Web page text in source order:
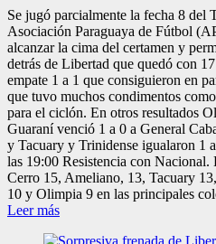
Se jugó parcialmente la fecha 8 del
Asociación Paraguaya de Fútbol
alcanzar la cima del certamen y
detrás de Libertad que quedó con
empate 1 a 1 que consiguieron en
que tuvo muchos condimentos
para el ciclón. En otros resultados
Guaraní venció 1 a 0 a General
y Tacuary y Trinidense igualaron 1
las 19:00 Resistencia con
Cerro 15, Ameliano, 13, Tacuary
10 y Olimpia 9 en las principales
Leer más